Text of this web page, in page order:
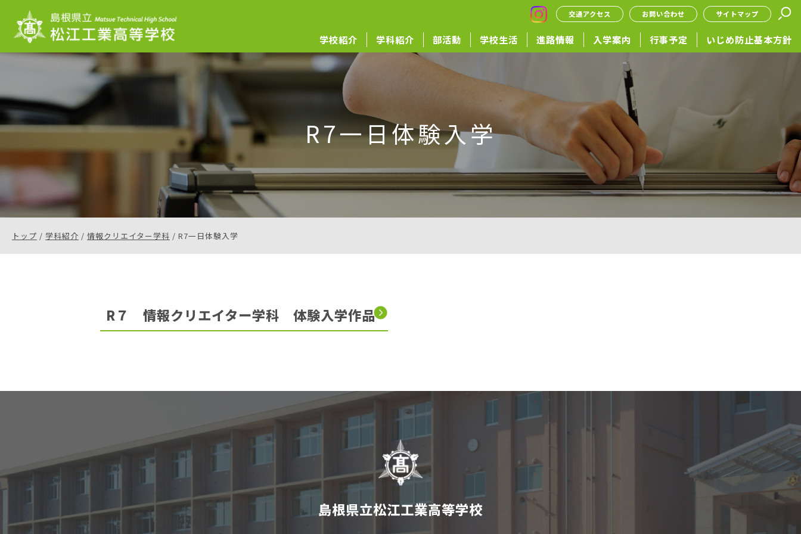
このページの本文へ 交通アクセス お問い合わせ サイトマップ
学校紹介 学科紹介 部活動 学校生活 進路情報 入学案内 行事予定 いじめ防止基本方針
R7一日体験入学
現
トップ / 学科紹介 / 情報クリエイター学科 / R7一日体験入学
R７ 情報クリエイター学科 体験入学作品
島根県立松江工業高等学校